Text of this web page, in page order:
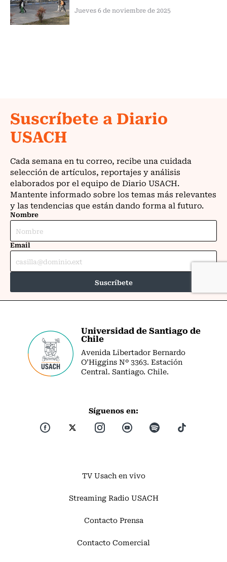
Jueves 6 de noviembre de 2025
Universidad de Santiago de
Chile
Avenida Libertador Bernardo
O’Higgins Nº 3363. Estación
Central. Santiago. Chile.
Síguenos en:
TV Usach en vivo
Streaming Radio USACH
Contacto Prensa
Contacto Comercial